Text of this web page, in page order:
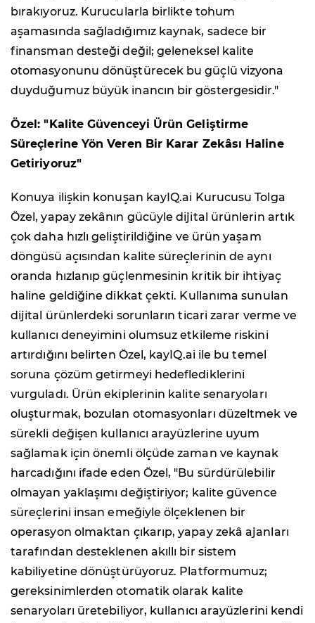
bırakıyoruz. Kurucularla birlikte tohum
aşamasında sağladığımız kaynak, sadece bir
finansman desteği değil; geleneksel kalite
otomasyonunu dönüştürecek bu güçlü vizyona
duyduğumuz büyük inancın bir göstergesidir."
Özel: "Kalite Güvenceyi Ürün Geliştirme
Süreçlerine Yön Veren Bir Karar Zekâsı Haline
Getiriyoruz"
Konuya ilişkin konuşan kayIQ.ai Kurucusu Tolga
Özel, yapay zekânın gücüyle dijital ürünlerin artık
çok daha hızlı geliştirildiğine ve ürün yaşam
döngüsü açısından kalite süreçlerinin de aynı
oranda hızlanıp güçlenmesinin kritik bir ihtiyaç
haline geldiğine dikkat çekti. Kullanıma sunulan
dijital ürünlerdeki sorunların ticari zarar verme ve
kullanıcı deneyimini olumsuz etkileme riskini
artırdığını belirten Özel, kayIQ.ai ile bu temel
soruna çözüm getirmeyi hedeflediklerini
vurguladı. Ürün ekiplerinin kalite senaryoları
oluşturmak, bozulan otomasyonları düzeltmek ve
sürekli değişen kullanıcı arayüzlerine uyum
sağlamak için önemli ölçüde zaman ve kaynak
harcadığını ifade eden Özel, "Bu sürdürülebilir
olmayan yaklaşımı değiştiriyor; kalite güvence
süreçlerini insan emeğiyle ölçeklenen bir
operasyon olmaktan çıkarıp, yapay zekâ ajanları
tarafından desteklenen akıllı bir sistem
kabiliyetine dönüştürüyoruz. Platformumuz;
gereksinimlerden otomatik olarak kalite
senaryoları üretebiliyor, kullanıcı arayüzlerini kendi